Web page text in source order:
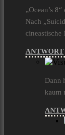
„Ocean’s
Nach
ANTWORT
Dann
kaum